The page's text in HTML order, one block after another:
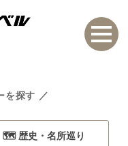
を探す ／
🗺️ 歴史・名所巡り